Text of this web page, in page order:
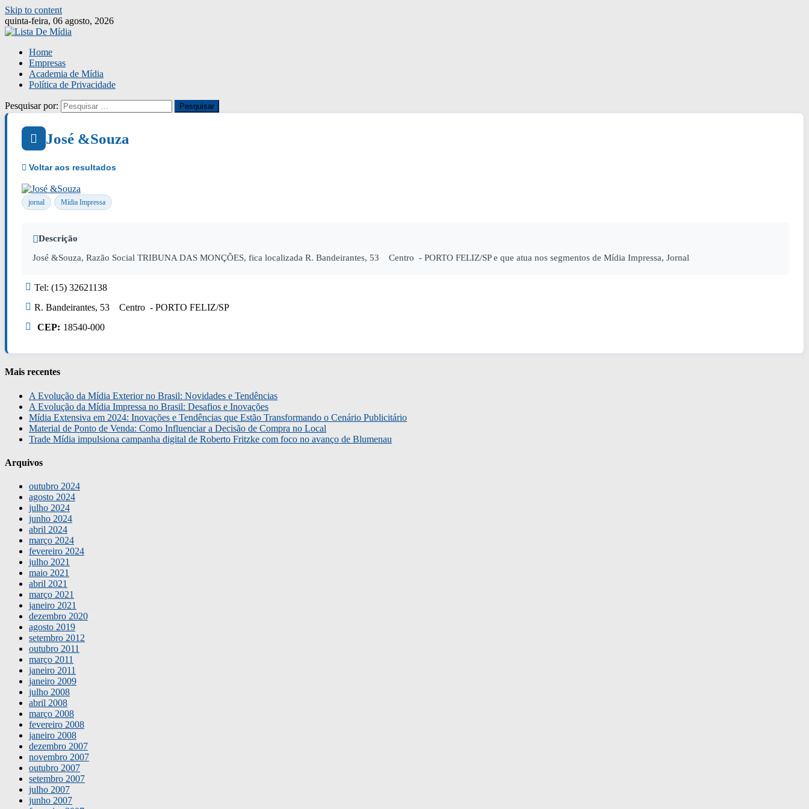
Skip to content
quinta-feira, 06 agosto, 2026
Home
Empresas
Academia de Mídia
Política de Privacidade
Pesquisar por:
José &Souza
jornal Mídia Impressa
Descrição
José &Souza, Razão Social TRIBUNA DAS MONÇÕES, fica localizada R. Bandeirantes, 53 Centro - PORTO FELIZ/SP e que atua nos segmentos de Mídia Impressa, Jornal
Tel: (15) 32621138
R. Bandeirantes, 53 Centro - PORTO FELIZ/SP
CEP: 18540-000
Mais recentes
A Evolução da Mídia Exterior no Brasil: Novidades e Tendências
A Evolução da Mídia Impressa no Brasil: Desafios e Inovações
Mídia Extensiva em 2024: Inovações e Tendências que Estão Transformando o Cenário Publicitário
Material de Ponto de Venda: Como Influenciar a Decisão de Compra no Local
Trade Mídia impulsiona campanha digital de Roberto Fritzke com foco no avanço de Blumenau
Arquivos
outubro 2024
agosto 2024
julho 2024
junho 2024
abril 2024
março 2024
fevereiro 2024
julho 2021
maio 2021
abril 2021
março 2021
janeiro 2021
dezembro 2020
agosto 2019
setembro 2012
outubro 2011
março 2011
janeiro 2011
janeiro 2009
julho 2008
abril 2008
março 2008
fevereiro 2008
janeiro 2008
dezembro 2007
novembro 2007
outubro 2007
setembro 2007
julho 2007
junho 2007